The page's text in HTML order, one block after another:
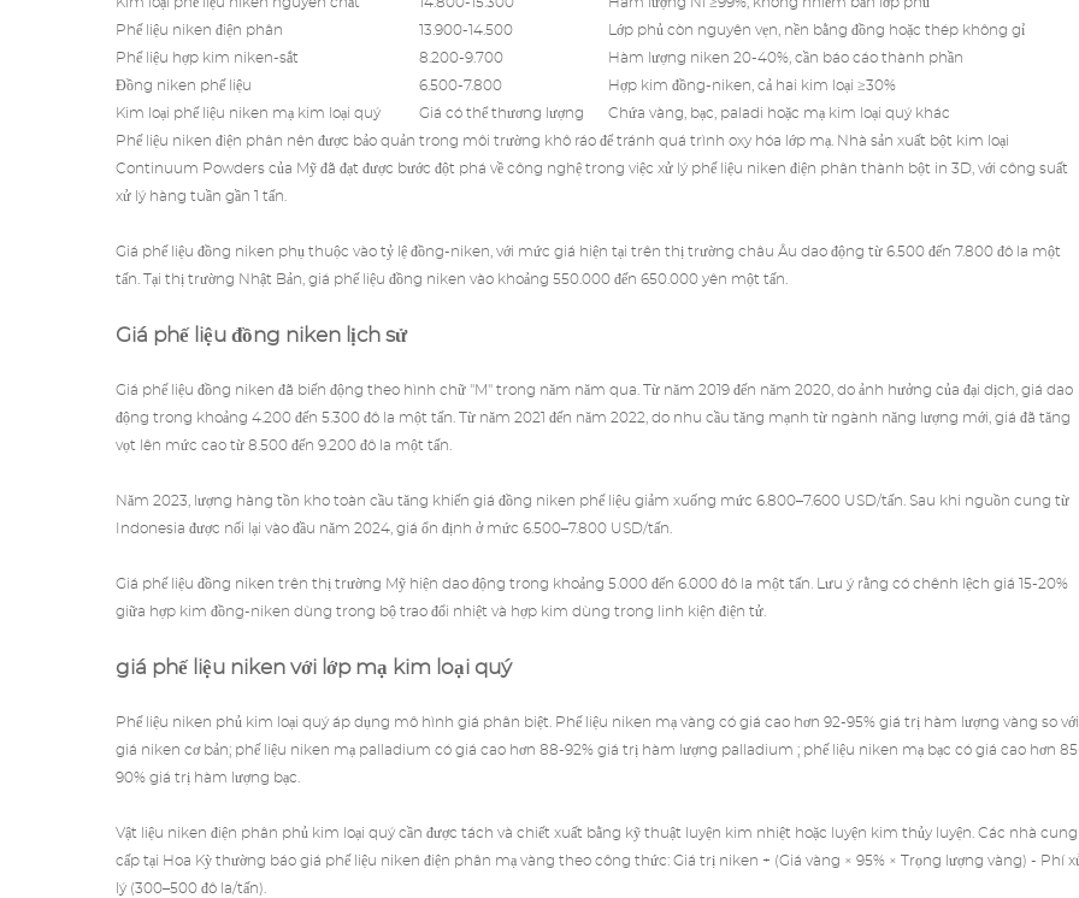
Kim loại phế liệu niken nguyên chất 14.800-15.300 Hàm lượng Ni ≥99%, không nhiễm bẩn lớp phủ
Phế liệu niken điện phân 13.900-14.500 Lớp phủ còn nguyên vẹn, nền bằng đồng hoặc thép không gỉ
Phế liệu hợp kim niken-sắt 8.200-9.700 Hàm lượng niken 20-40%, cần báo cáo thành phần
Đồng niken phế liệu 6.500-7.800 Hợp kim đồng-niken, cả hai kim loại ≥30%
Kim loại phế liệu niken mạ kim loại quý Giá có thể thương lượng Chứa vàng, bạc, paladi hoặc mạ kim loại quý khác
Phế liệu niken điện phân nên được bảo quản trong môi trường khô ráo để tránh quá trình oxy hóa lớp mạ. Nhà sản xuất bột kim loại
Continuum Powders của Mỹ đã đạt được bước đột phá về công nghệ trong việc xử lý phế liệu niken điện phân thành bột in 3D, với công suất
xử lý hàng tuần gần 1 tấn.
Giá phế liệu đồng niken phụ thuộc vào tỷ lệ đồng-niken, với mức giá hiện tại trên thị trường châu Âu dao động từ 6.500 đến 7.800 đô la một
tấn. Tại thị trường Nhật Bản, giá phế liệu đồng niken vào khoảng 550.000 đến 650.000 yên một tấn.
Giá phế liệu đồng niken lịch sử
Giá phế liệu đồng niken đã biến động theo hình chữ "M" trong năm năm qua. Từ năm 2019 đến năm 2020, do ảnh hưởng của đại dịch, giá dao
động trong khoảng 4.200 đến 5.300 đô la một tấn. Từ năm 2021 đến năm 2022, do nhu cầu tăng mạnh từ ngành năng lượng mới, giá đã tăng
vọt lên mức cao từ 8.500 đến 9.200 đô la một tấn.
Năm 2023, lượng hàng tồn kho toàn cầu tăng khiến giá đồng niken phế liệu giảm xuống mức 6.800–7.600 USD/tấn. Sau khi nguồn cung từ
Indonesia được nối lại vào đầu năm 2024, giá ổn định ở mức 6.500–7.800 USD/tấn.
Giá phế liệu đồng niken trên thị trường Mỹ hiện dao động trong khoảng 5.000 đến 6.000 đô la một tấn. Lưu ý rằng có chênh lệch giá 15-20%
giữa hợp kim đồng-niken dùng trong bộ trao đổi nhiệt và hợp kim dùng trong linh kiện điện tử.
giá phế liệu niken với lớp mạ kim loại quý
Phế liệu niken phủ kim loại quý áp dụng mô hình giá phân biệt. Phế liệu niken mạ vàng có giá cao hơn 92-95% giá trị hàm lượng vàng so với
giá niken cơ bản; phế liệu niken mạ palladium có giá cao hơn 88-92% giá trị hàm lượng palladium ; phế liệu niken mạ bạc có giá cao hơn
90% giá trị hàm lượng bạc.
Vật liệu niken điện phân phủ kim loại quý cần được tách và chiết xuất bằng kỹ thuật luyện kim nhiệt hoặc luyện kim thủy luyện. Các nhà cung
cấp tại Hoa Kỳ thường báo giá phế liệu niken điện phân mạ vàng theo công thức: Giá trị niken + (Giá vàng × 95% × Trọng lượng vàng) - Phí
lý (300–500 đô la/tấn).